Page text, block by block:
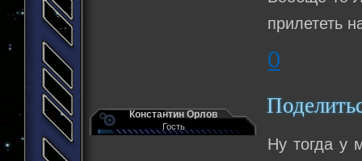
прилететь
0
Константин Орлов
Гость
Ну тогда у